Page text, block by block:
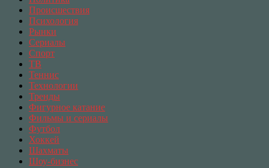
Происшествия
Психология
Рынки
Сериалы
Спорт
ТВ
Теннис
Технологии
Тренды
Фигурное катание
Фильмы и сериалы
Футбол
Хоккей
Шахматы
Шоу-бизнес